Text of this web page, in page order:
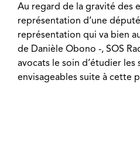
Au regard de la gravité des
représentation d’une
représentation qui va bien
de Danièle Obono -, SOS
avocats le soin d’étudier les
envisageables suite à cette